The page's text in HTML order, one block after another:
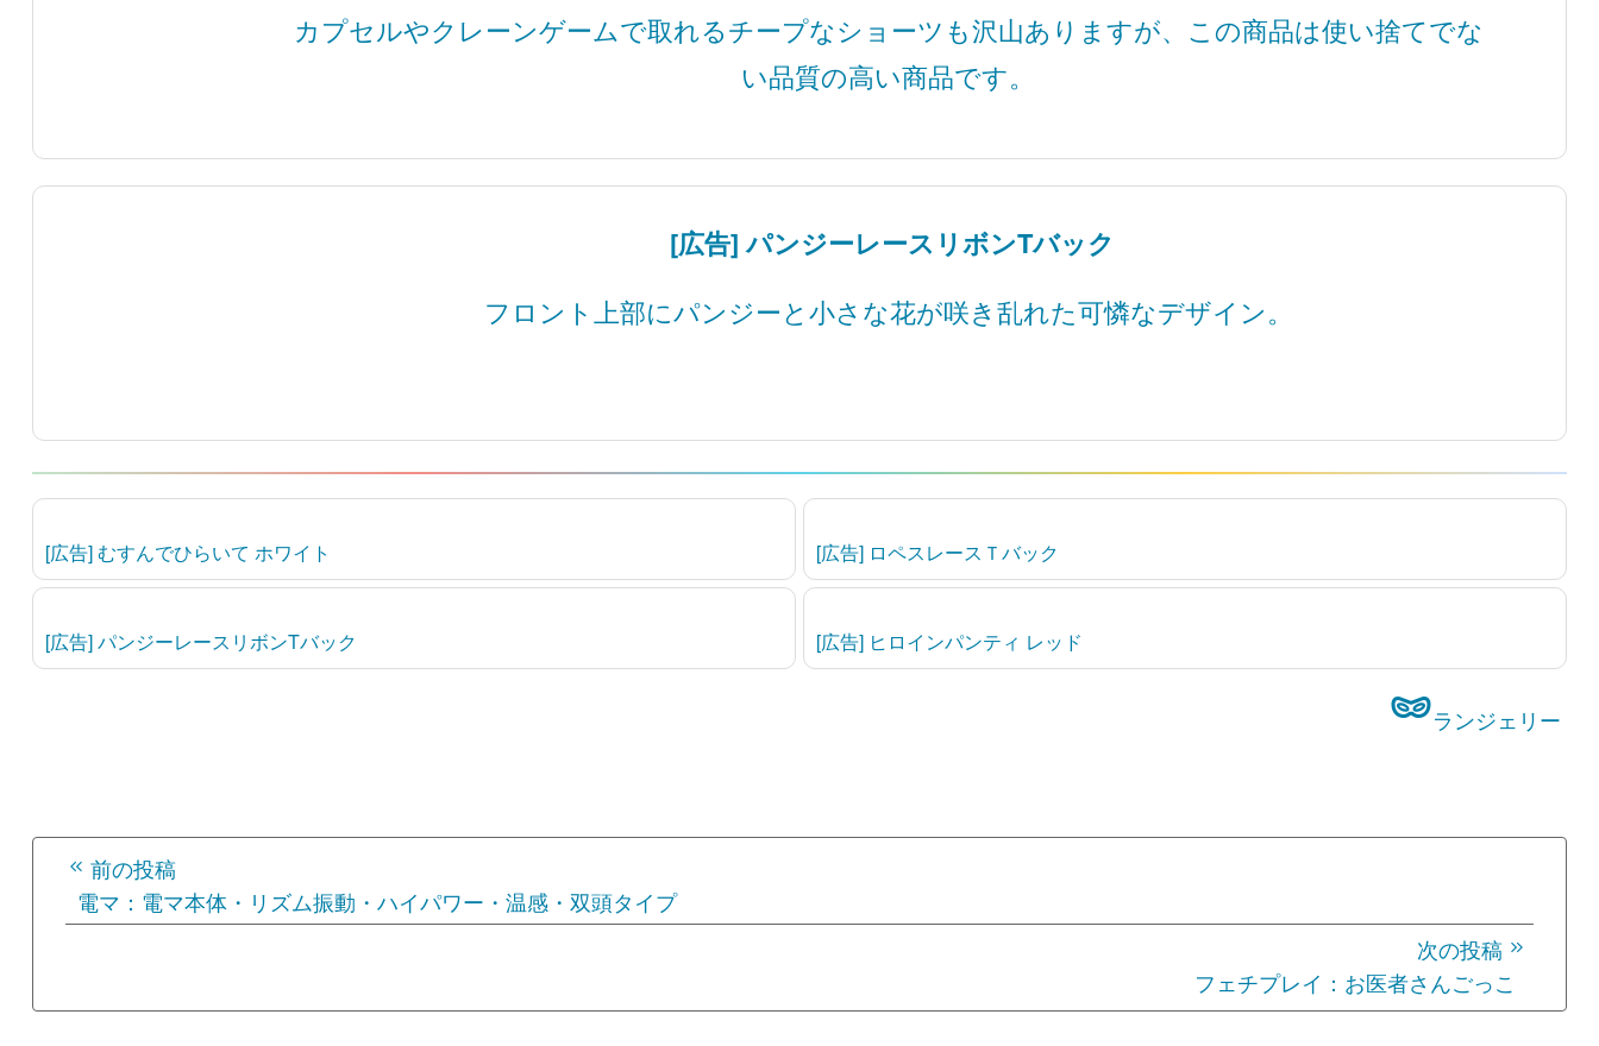
カプセルやクレーンゲームで取れるチープなショーツも沢山ありますが、この商品は使い捨てでな
い品質の高い商品です。
[広告] パンジーレースリボンTバック
フロント上部にパンジーと小さな花が咲き乱れた可憐なデザイン。
[広告] むすんでひらいて ホワイト [広告] ロペスレースＴバック
[広告] パンジーレースリボンTバック [広告] ヒロインパンティ レッド
ランジェリー
前の投稿
電マ：電マ本体・リズム振動・ハイパワー・温感・双頭タイプ
次の投稿
フェチプレイ：お医者さんごっこ